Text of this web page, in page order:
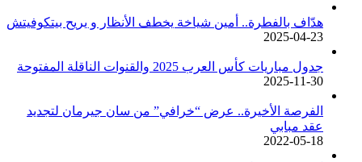
هدّاف بالفطرة.. أمين شياخة يخطف الأنظار و يريح بيتكوفيتش
2025-04-23
جدول مباريات كأس العرب 2025 والقنوات الناقلة المفتوحة
2025-11-30
الفرصة الأخيرة.. عرض “خرافي” من سان جيرمان لتجديد
عقد مبابي
2022-05-18